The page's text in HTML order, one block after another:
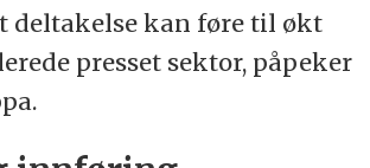
deltakelse kan føre til økt
presset sektor, påpeker